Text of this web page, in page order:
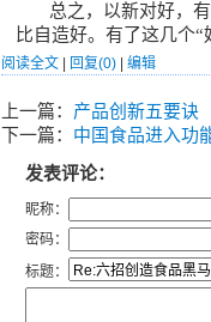
总之，以新对好，
比自造好。有了这几个
阅读全文 回复(0) 编辑
上一篇： 产品创新五要诀
下一篇： 中国食品进入功
发表评论：
昵称：
密码：
标题：